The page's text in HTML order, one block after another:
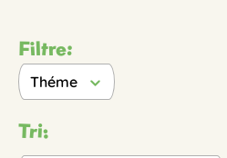
Filtre:
Théme
Tri: